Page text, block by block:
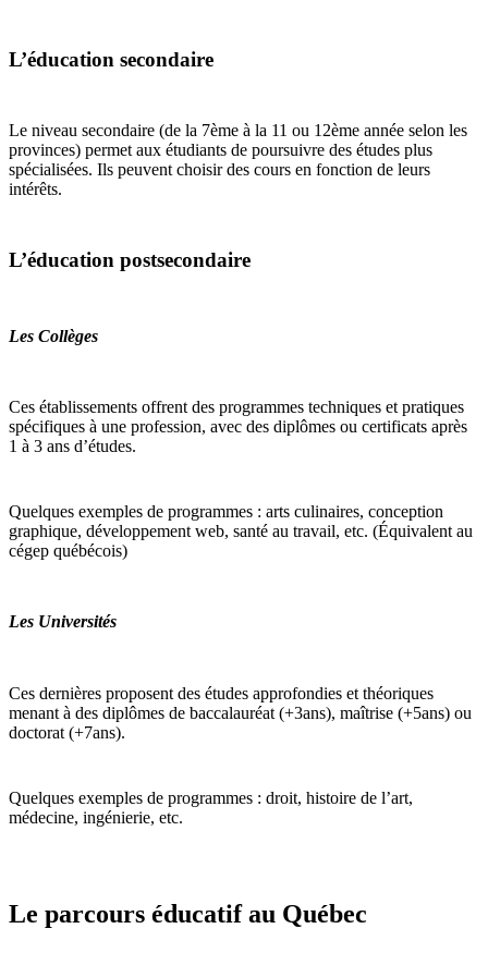
L’éducation secondaire
Le niveau secondaire (de la 7ème à la 11 ou 12ème année selon les
provinces) permet aux étudiants de poursuivre des études plus
spécialisées. Ils peuvent choisir des cours en fonction de leurs
intérêts.
L’éducation postsecondaire
Les Collèges
Ces établissements offrent des programmes techniques et pratiques
spécifiques à une profession, avec des diplômes ou certificats après
1 à 3 ans d’études.
Quelques exemples de programmes : arts culinaires, conception
graphique, développement web, santé au travail, etc. (Équivalent au
cégep québécois)
Les Universités
Ces dernières proposent des études approfondies et théoriques
menant à des diplômes de baccalauréat (+3ans), maîtrise (+5ans) ou
doctorat (+7ans).
Quelques exemples de programmes : droit, histoire de l’art,
médecine, ingénierie, etc.
Le parcours éducatif au Québec